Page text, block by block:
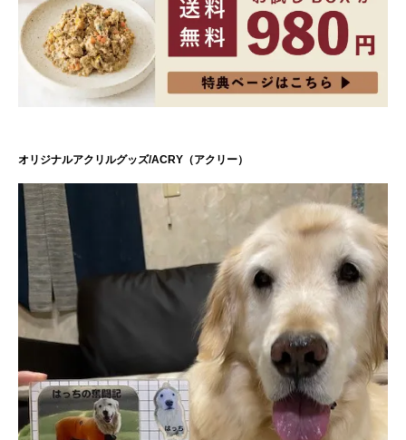
オリジナルアクリルグッズ/ACRY（アクリー）